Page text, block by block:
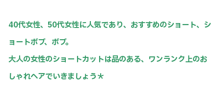
40代女性、50代女性に人気であり、おすすめのショート、シ
ョートボブ、ボブ。
大人の女性のショートカットは品のある、ワンランク上のお
しゃれヘアでいきましょう＊